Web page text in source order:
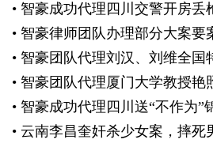
• 智豪成功代理四川交警开房丢
• 智豪律师团队办理部分大案要
• 智豪团队代理厦门大学教授艳
• 云南李昌奎奸杀少女案，摔死